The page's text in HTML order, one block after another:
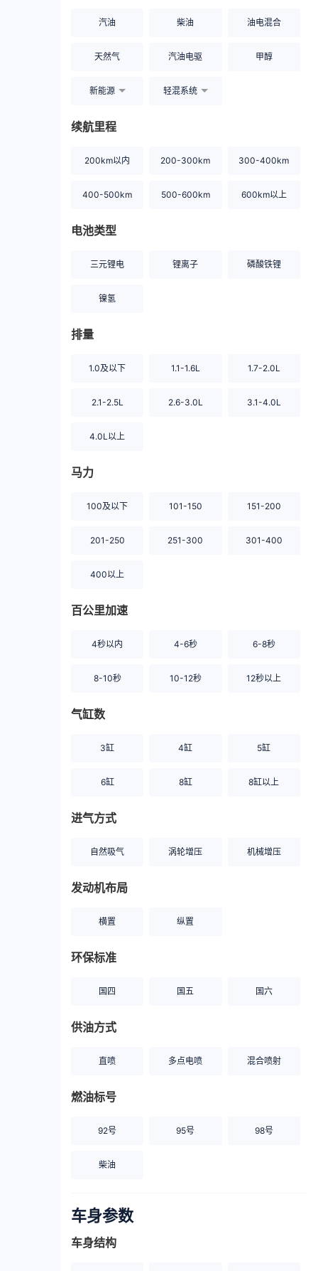
汽油 柴油 油电混合
天然气 汽油电驱 甲醇
新能源 轻混系统
续航里程
200km以内 200-300km 300-400km
400-500km 500-600km 600km以上
电池类型
三元锂电 锂离子 磷酸铁锂
镍氢
排量
1.0及以下 1.1-1.6L 1.7-2.0L
2.1-2.5L 2.6-3.0L 3.1-4.0L
4.0L以上
马力
100及以下 101-150 151-200
201-250 251-300 301-400
400以上
百公里加速
4秒以内 4-6秒 6-8秒
8-10秒 10-12秒 12秒以上
气缸数
3缸 4缸 5缸
6缸 8缸 8缸以上
进气方式
自然吸气 涡轮增压 机械增压
发动机布局
横置 纵置
环保标准
国四 国五 国六
供油方式
直喷 多点电喷 混合喷射
燃油标号
92号 95号 98号
柴油
车身参数
车身结构